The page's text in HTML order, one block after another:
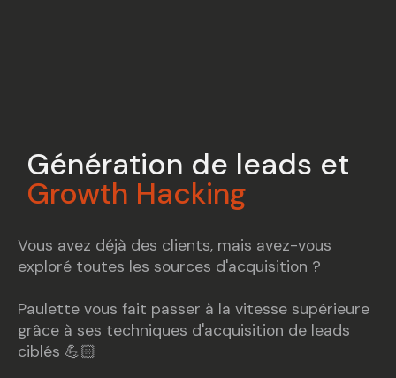
Génération de leads et
Growth Hacking
Vous avez déjà des clients, mais avez-vous
exploré toutes les sources d'acquisition ?
Paulette vous fait passer à la vitesse supérieure
grâce à ses techniques d'acquisition de leads
ciblés 💪🏻